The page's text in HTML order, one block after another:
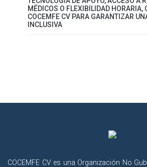
MÉDICOS O FLEXIBILIDAD HORARIA,
COCEMFE CV PARA GARANTIZAR
INCLUSIVA
COCEMFE CV es una Organización No